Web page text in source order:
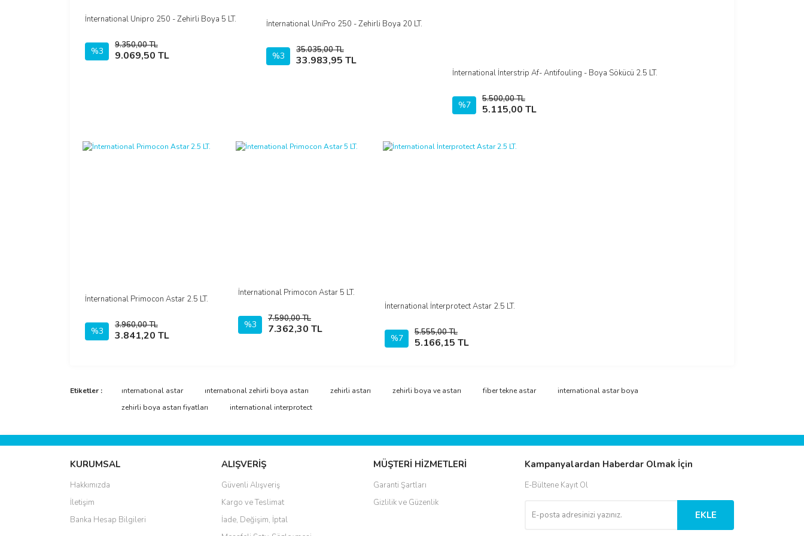
İnternational Unipro 250 - Zehirli Boya 5 LT.
%3
9.350,00 TL
9.069,50 TL
İncele
Sepete Ekle
İnternational UniPro 250 - Zehirli Boya 20 LT.
%3
35.035,00 TL
33.983,95 TL
İncele
Sepete Ekle
İnternational İnterstrip Af- Antifouling - Boya Sökücü 2.5 LT.
%7
5.500,00 TL
5.115,00 TL
İncele
İnternational Primocon Astar 2.5 LT.
%3
3.960,00 TL
3.841,20 TL
İncele
Sepete Ekle
İnternational Primocon Astar 5 LT.
%3
7.590,00 TL
7.362,30 TL
İncele
Sepete Ekle
İnternational İnterprotect Astar 2.5 LT.
%7
5.555,00 TL
5.166,15 TL
İncele
Sepete Ekle
Etiketler : ınternatıonal astar ınternatıonal zehirli boya astarı zehirli astarı zehirli boya ve astarı fiber tekne astar
international astar boya
zehirli boya astarı fiyatları
international interprotect
KURUMSAL
Hakkımızda
İletişim
Banka Hesap Bilgileri
ALIŞVERİŞ
Güvenli Alışveriş
Kargo ve Teslimat
İade, Değişim, İptal
MÜŞTERİ HİZMETLERİ
Garanti Şartları
Gizlilik ve Güzenlik
Kampanyalardan Haberdar Olmak İçin
E-Bültene Kayıt Ol
EKLE